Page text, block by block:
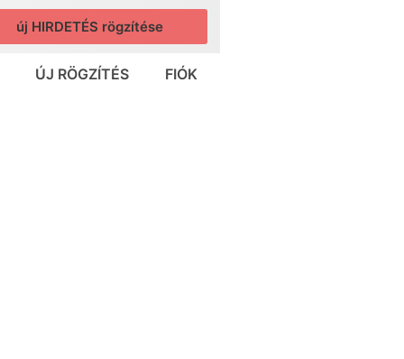
új HIRDETÉS rögzítése
ÚJ RÖGZÍTÉS FIÓK